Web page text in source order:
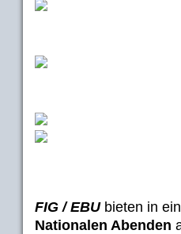
FIG / EBUbieten in
Nationalen Abenden